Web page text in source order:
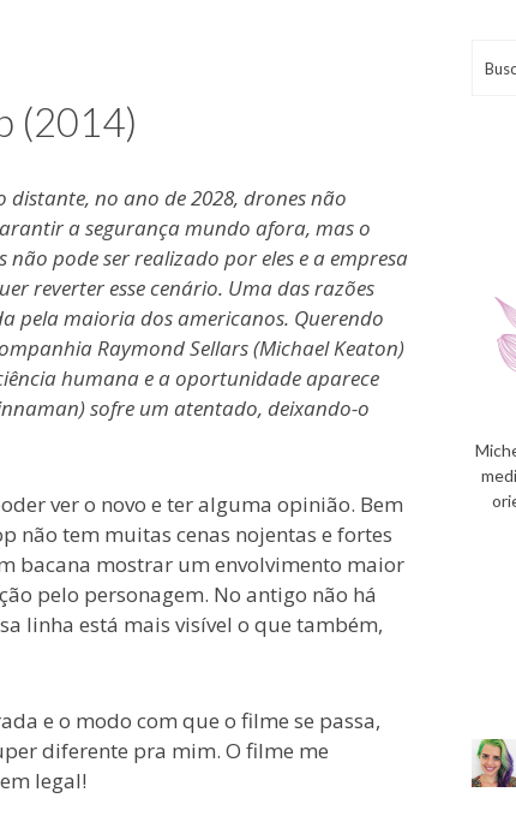
(2014)
no ano de 2028, drones não
a segurança mundo afora, mas o
pode ser realizado por eles e a empresa
reverter esse cenário. Uma das razões
pela maioria dos americanos. Querendo
Raymond Sellars (Michael Keaton)
humana e a oportunidade aparece
sofre um atentado, deixando-o
ver o novo e ter alguma opinião. Bem
não tem muitas cenas nojentas e fortes
bacana mostrar um envolvimento maior
pelo personagem. No antigo não há
linha está mais visível o que também,
e o modo com que o filme se passa,
diferente pra mim. O filme me
legal!